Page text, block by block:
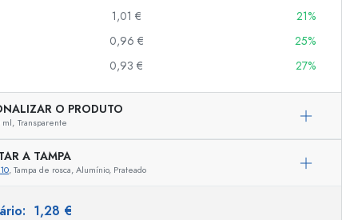
Representação exemplar
1,01 €
21%
0,96 €
25%
0,93 € 27%
O PRODUTO
ml, Transparente
A TAMPA
, Tampa de rosca, Alumínio, Prateado
1,28 €